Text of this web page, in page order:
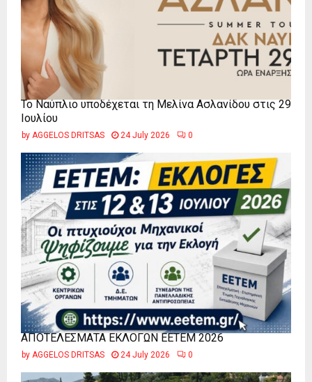
Το Ναύπλιο υποδέχεται τη Μελίνα Ασλανίδου στις 29
Ιουλίου
by AGGELOS DRITSAS 24 July 2026 0
ΑΠΟΤΕΛΕΣΜΑΤΑ ΕΚΛΟΓΩΝ ΕΕΤΕΜ 2026
by AGGELOS DRITSAS 24 July 2026 0